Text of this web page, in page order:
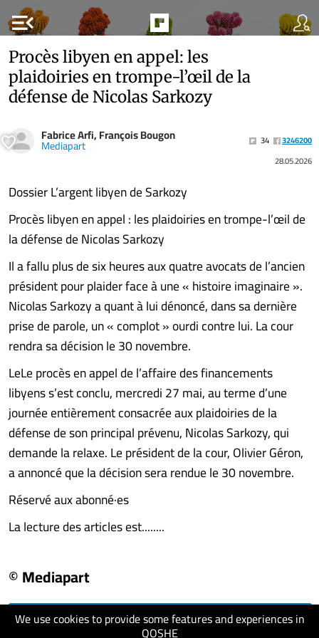
menu_open
We use cookies to provide some features and experiences in
QOSHE
Procès libyen en appel: les
plaidoiries en trompe-l’œil de la
défense de Nicolas Sarkozy
Fabrice Arfi, François Bougon
Mediapart 34
3246200
28.05.2026
Dossier L’argent libyen de Sarkozy
Procès libyen en appel : les plaidoiries en trompe-l’œil de
la défense de Nicolas Sarkozy
Il a fallu plus de six heures aux quatre avocats de l’ancien
président pour plaider face à une « histoire imaginaire ».
Nicolas Sarkozy a quant à lui dénoncé, dans sa dernière
prise de parole, un « complot » ourdi contre lui. La cour
rendra sa décision le 30 novembre.
LeLe procès en appel de l’affaire des financements
libyens s’est conclu, mercredi 27 mai, au terme d’une
journée entièrement consacrée aux plaidoiries de la
défense de son principal prévenu, Nicolas Sarkozy, qui
demande la relaxe. Le président de la cour, Olivier Géron,
a annoncé que la décision sera rendue le 30 novembre.
Réservé aux abonné·es
La lecture des articles est........
© Mediapart